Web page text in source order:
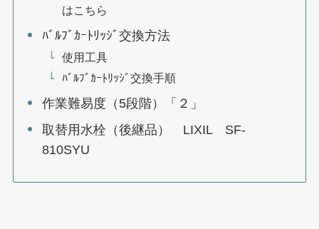
はこちら
ﾊﾞﾙﾌﾞｶｰﾄﾘｯｼﾞ交換方法
使用工具
ﾊﾞﾙﾌﾞｶｰﾄﾘｯｼﾞ交換手順
作業難易度（5段階）「２」
取替用水栓（後継品） LIXIL SF-
810SYU